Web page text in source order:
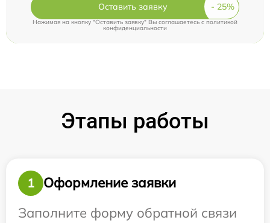
Оставить заявку
Нажимая на кнопку "Оставить заявку" Вы соглашаетесь cполитикой
конфиденциальности
Этапы работы
1
Оформление заявки
Заполните форму обратной связи